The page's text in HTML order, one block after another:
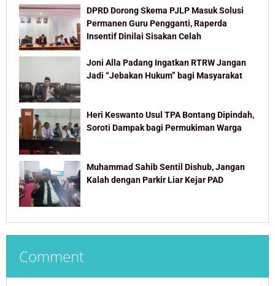
DPRD Dorong Skema PJLP Masuk Solusi
Permanen Guru Pengganti, Raperda
Insentif Dinilai Sisakan Celah
Joni Alla Padang Ingatkan RTRW Jangan
Jadi “Jebakan Hukum” bagi Masyarakat
Heri Keswanto Usul TPA Bontang Dipindah,
Soroti Dampak bagi Permukiman Warga
Muhammad Sahib Sentil Dishub, Jangan
Kalah dengan Parkir Liar Kejar PAD
Comment